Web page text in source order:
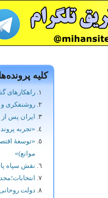
کلیه
راهکارهای
روشنفکری و
ایران پس
«تجربه
«توسعۀ
موانع)»
نقش سپاه
دولت